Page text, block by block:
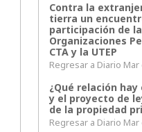
Contra la
tierra un
participación de la
Organizaciones
CTA y la UTEP
Regresar a Diario
¿Qué relación
y el proyecto de
de la propiedad
Regresar a Diario